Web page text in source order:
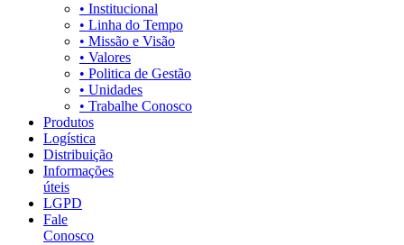
• Institucional
• Linha do Tempo
• Missão e Visão
• Valores
• Politica de Gestão
• Unidades
• Trabalhe Conosco
Produtos
Logística
Distribuição
Informações
úteis
LGPD
Fale
Conosco